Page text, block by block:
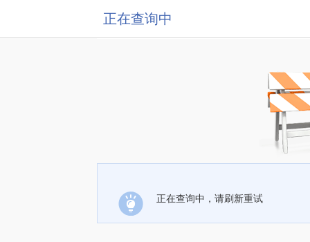
正在查询中
正在查询中，请刷新重试